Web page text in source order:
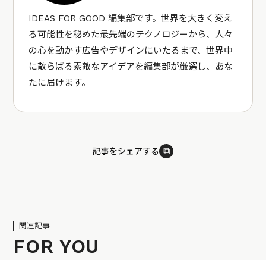
IDEAS FOR GOOD 編集部です。世界を大きく変え
る可能性を秘めた最先端のテクノロジーから、人々
の心を動かす広告やデザインにいたるまで、世界中
に散らばる素敵なアイデアを編集部が厳選し、あな
たに届けます。
記事をシェアする ⧉
関連記事
FOR YOU